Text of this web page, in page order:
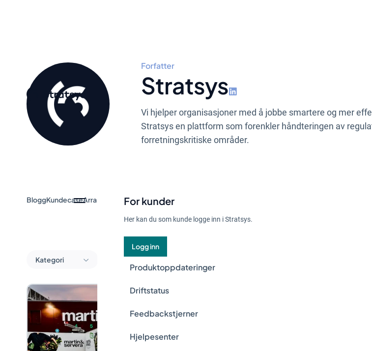
For kunder
Her kan du som kunde logge inn i Stratsys.
Logg inn
Produktoppdateringer
Driftstatus
Feedbackstjerner
Hjelpesenter
Forfatter
Stratsys
Vi hjelper organisasjoner med å jobbe smartere og mer
Stratsys en plattform som forenkler håndteringen av
forretningskritiske områder.
BloggKundecaseArrangement og webinarGuider
Kategori